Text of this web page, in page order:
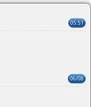
05:51
06/08